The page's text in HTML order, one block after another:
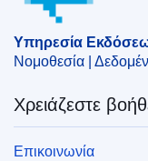
OJ : L_202500976
IMMC : ST 8298
EDITION :
Υπηρεσία
Νομοθεσία |
Χρειάζεστε
Επικοινωνία